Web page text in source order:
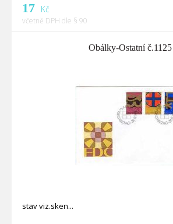
17 Kč
včetně DPH dle § 90
Obálky-Ostatní č.1125
stav viz.sken